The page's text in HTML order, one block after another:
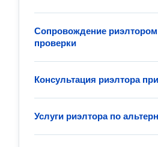
Сопровождение
проверки
Консультация риэлтора
Услуги риэлтора по